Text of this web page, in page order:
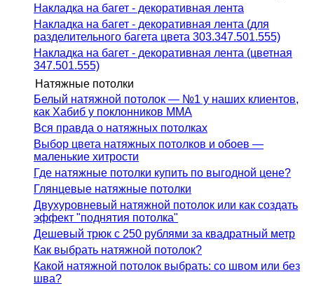
Накладка на багет - декоративная лента
Накладка на багет - декоративная лента (для
разделительного багета цвета 303.347.501.555)
Накладка на багет - декоративная лента (цветная
347.501.555)
Натяжные потолки
Белый натяжной потолок — №1 у наших клиентов,
как Хабиб у поклонников ММА
Вся правда о натяжных потолках
Выбор цвета натяжных потолков и обоев —
маленькие хитрости
Где натяжные потолки купить по выгодной цене?
Глянцевые натяжные потолки
Двухуровневый натяжной потолок или как создать
эффект "поднятия потолка"
Дешевый трюк с 250 рублями за квадратный метр
Как выбрать натяжной потолок?
Какой натяжной потолок выбрать: со швом или без
шва?